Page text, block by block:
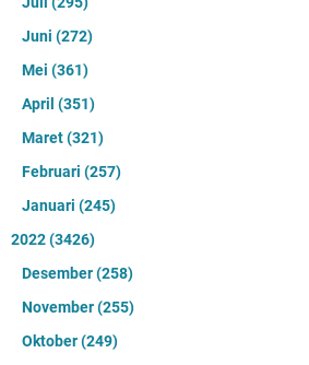
Juni (272)
Mei (361)
April (351)
Maret(321)
Februari (257)
Januari (245)
2022(3426)
Desember(258)
November(255)
Oktober(249)